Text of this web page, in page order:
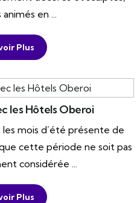
en ...
Plus
les Hôtels Oberoi
mois d’été présente de
cette période ne soit pas
considérée ...
Plus